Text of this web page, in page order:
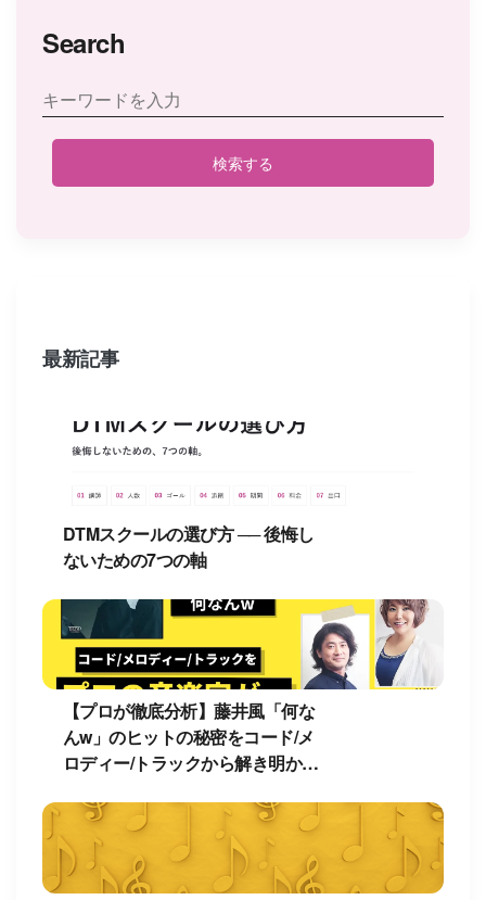
Search
検索する
最新記事
DTMスクールの選び方 ── 後悔し
ないための7つの軸
【プロが徹底分析】藤井風「何な
んw」のヒットの秘密をコード/メ
ロディー/トラックから解き明か